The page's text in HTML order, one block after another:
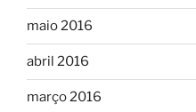
maio 2016
abril 2016
março 2016